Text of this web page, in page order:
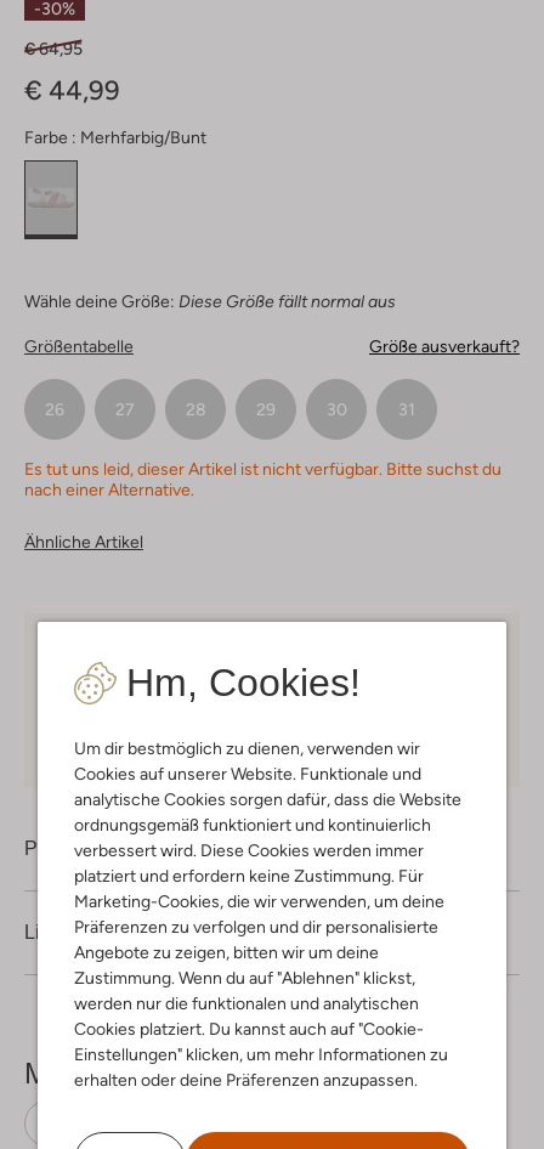
Hm, Cookies!
Um dir bestmöglich zu dienen, verwenden wir
Cookies auf unserer Website. Funktionale und
analytische Cookies sorgen dafür, dass die Website
ordnungsgemäß funktioniert und kontinuierlich
verbessert wird. Diese Cookies werden immer
platziert und erfordern keine Zustimmung. Für
Marketing-Cookies, die wir verwenden, um deine
Präferenzen zu verfolgen und dir personalisierte
Angebote zu zeigen, bitten wir um deine
Zustimmung. Wenn du auf "Ablehnen" klickst,
werden nur die funktionalen und analytischen
Cookies platziert. Du kannst auch auf "Cookie-
Einstellungen" klicken, um mehr Informationen zu
erhalten oder deine Präferenzen anzupassen.
-30%
€ 64,95
€ 44,99
Farbe : Merhfarbig/bunt
Wähle deine Größe: Diese Größe fällt normal aus
Größentabelle Größe ausverkauft?
26 27 28 29 30 31
Es tut uns leid, dieser Artikel ist nicht verfügbar. Bitte suchst du
nach einer Alternative.
Ähnliche Artikel
Kostenloser Versand
Mitglieder in Deutschland
Produktinformation
Lieferung & Rückgabe
Mehr sehen